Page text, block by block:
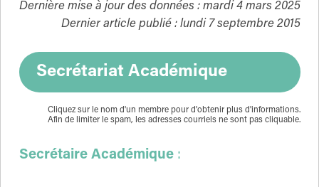
Dernière mise à jour des données : mardi 4 mars 2025
Dernier article publié : lundi 7 septembre 2015
Secrétariat Académique
Cliquez sur le nom d'un membre pour d'obtenir plus d'informations.
Afin de limiter le spam, les adresses courriels ne sont pas cliquable.
Secrétaire Académique: